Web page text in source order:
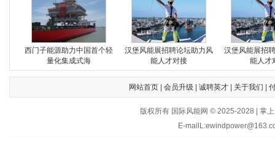
西门子能源助力中国首个轻
量化集成式海
汉堡风能展招聘论坛助力风
能人才对接
汉堡风能展招
能人才
网站首页| 会员升级 诚聘英才| 关于我们
版权所有 国际风能网 © 2025-2028 | 掌
E-